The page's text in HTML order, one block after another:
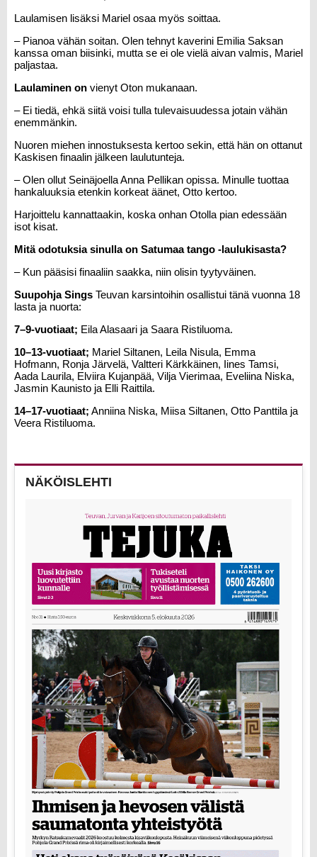
Laulamisen lisäksi Mariel osaa myös soittaa.
– Pianoa vähän soitan. Olen tehnyt kaverini Emilia Saksan
kanssa oman biisinki, mutta se ei ole vielä aivan valmis, Mariel
paljastaa.
Laulaminen on vienyt Oton mukanaan.
– Ei tiedä, ehkä siitä voisi tulla tulevaisuudessa jotain vähän
enemmänkin.
Nuoren miehen innostuksesta kertoo sekin, että hän on ottanut
Kaskisen finaalin jälkeen laulutunteja.
– Olen ollut Seinäjoella Anna Pellikan opissa. Minulle tuottaa
hankaluuksia etenkin korkeat äänet, Otto kertoo.
Harjoittelu kannattaakin, koska onhan Otolla pian edessään
isot kisat.
Mitä odotuksia sinulla on Satumaa tango -laulukisasta?
– Kun pääsisi finaaliin saakka, niin olisin tyytyväinen.
Suupohja Sings Teuvan karsintoihin osallistui tänä vuonna 18
lasta ja nuorta:
7–9-vuotiaat; Eila Alasaari ja Saara Ristiluoma.
10–13-vuotiaat; Mariel Siltanen, Leila Nisula, Emma
Hofmann, Ronja Järvelä, Valtteri Kärkkäinen, Iines Tamsi,
Aada Laurila, Elviira Kujanpää, Vilja Vierimaa, Eveliina Niska,
Jasmin Kaunisto ja Elli Raittila.
14–17-vuotiaat; Anniina Niska, Miisa Siltanen, Otto Panttila ja
Veera Ristiluoma.
NÄKÖISLEHTI